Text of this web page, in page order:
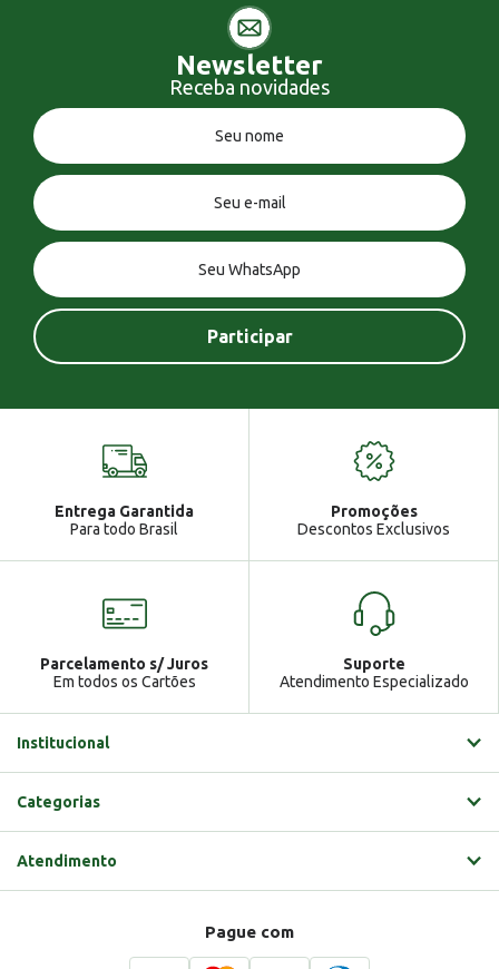
Newsletter
Receba novidades
Entrega Garantida
Para todo Brasil
Promoções
Descontos Exclusivos
Parcelamento s/ Juros
Em todos os Cartões
Suporte
Atendimento Especializado
Institucional
Categorias
Atendimento
Pague com
Você tem uma mensagem!
Ga Atendimento
Gabrielle